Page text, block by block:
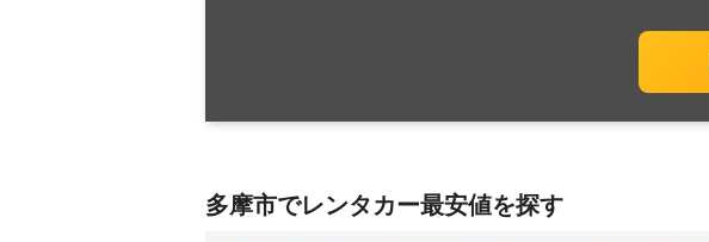
多摩市でレンタカー最安値を探す